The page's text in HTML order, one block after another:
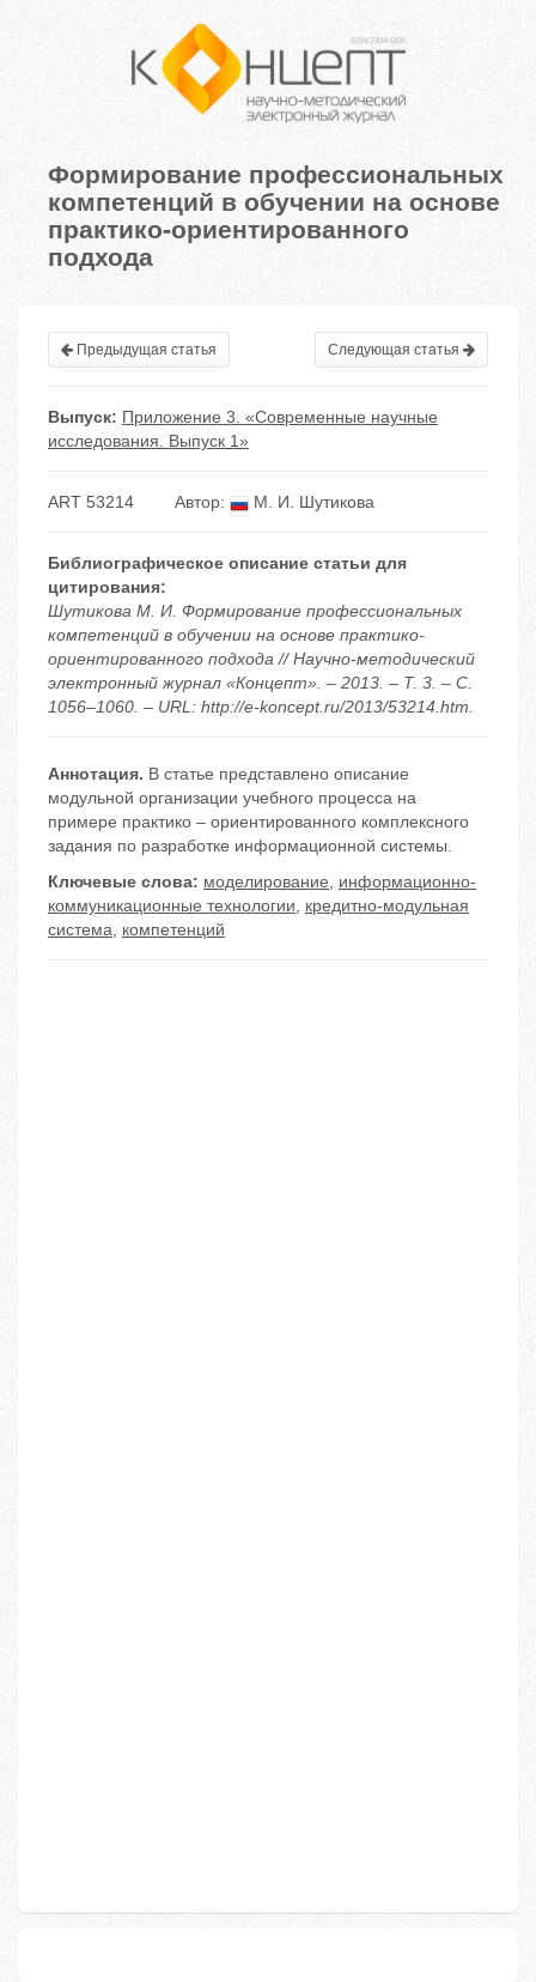
Формирование профессиональных
компетенций в обучении на основе
практико-ориентированного
подхода
Предыдущая статья Следующая статья
Выпуск: Приложение 3. «Современные научные
исследования. Выпуск 1»
ART 53214 Автор: М. И. Шутикова
Библиографическое описание статьи для
цитирования:
Шутикова М. И. Формирование профессиональных
компетенций в обучении на основе практико-
ориентированного подхода // Научно-методический
электронный журнал «Концепт». – 2013. – Т. 3. – С.
1056–1060. – URL: http://e-koncept.ru/2013/53214.htm.
Аннотация. В статье представлено описание
модульной организации учебного процесса на
примере практико – ориентированного комплексного
задания по разработке информационной системы.
Ключевые слова: моделирование, информационно-
коммуникационные технологии, кредитно-модульная
система, компетенций